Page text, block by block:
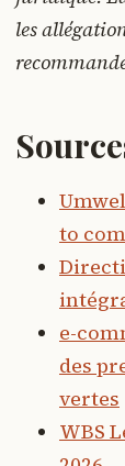
les
to
e-
des
vertes
WBS